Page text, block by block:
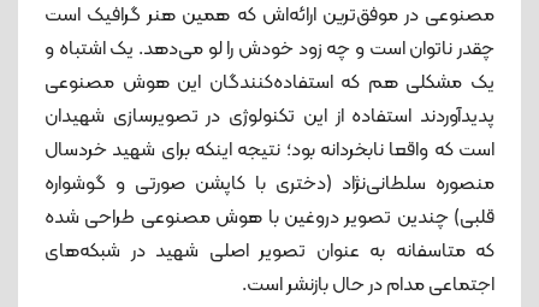
مصنوعی در موفق‌ترین ارائه‌اش که همین هنر گرافیک است
چقدر ناتوان است و چه زود خودش را لو می‌دهد. یک اشتباه و
یک مشکلی هم که استفاده‌کنندگان این هوش مصنوعی
پدیدآوردند استفاده از این تکنولوژی در تصویرسازی شهیدان
است که واقعا نابخردانه بود؛ نتیجه اینکه برای شهید خردسال
منصوره سلطانی‌نژاد (دختری با کاپشن صورتی و گوشواره
قلبی) چندین تصویر دروغین با هوش مصنوعی طراحی شده
که متاسفانه به عنوان تصویر اصلی شهید در شبکه‌های
اجتماعی مدام در حال بازنشر است.